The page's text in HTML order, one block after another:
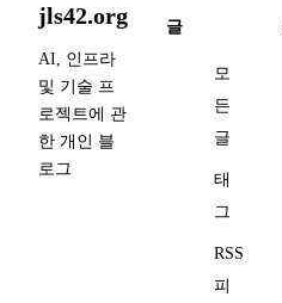
jls42.org
AI, 인프라
및 기술 프
로젝트에 관
한 개인 블
로그
글
모
든
글
태
그
RSS
피